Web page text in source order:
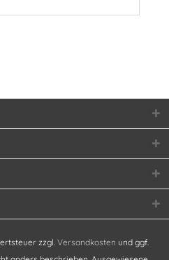
zzgl. Versandkosten und ggf.